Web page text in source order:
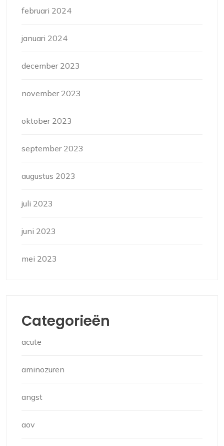
februari 2024
januari 2024
december 2023
november 2023
oktober 2023
september 2023
augustus 2023
juli 2023
juni 2023
mei 2023
Categorieën
acute
aminozuren
angst
aov